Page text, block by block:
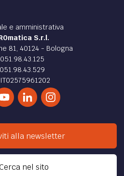
e amministrativa
S.r.l.
81, 40124 - Bologna
IT02575961202
alla newsletter
nel sito